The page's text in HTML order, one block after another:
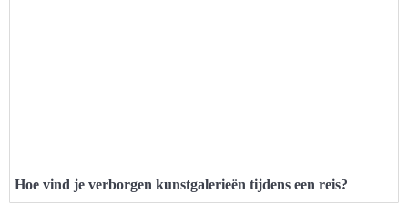
Hoe vind je verborgen kunstgalerieën tijdens een reis?